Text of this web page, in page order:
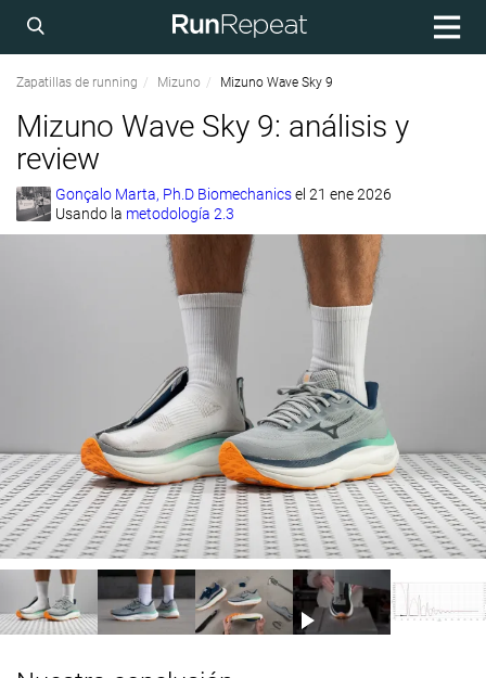
Zapatillas de running Mizuno Mizuno Wave Sky 9
Mizuno Wave Sky 9: análisis y
review
Gonçalo Marta, Ph.D Biomechanicsel 21 ene 2026
Usando la metodología 2.3